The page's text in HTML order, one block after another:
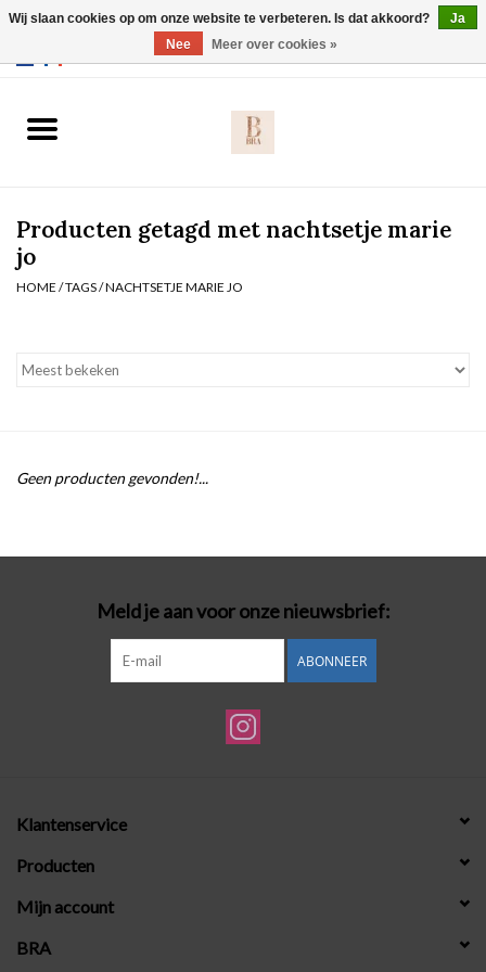
Slip
Body
Homewear
Producten getagd met nachtsetje marie
jo
HOME /TAGS/NACHTSETJE MARIE JO
Geen producten gevonden!...
Meld je aan voor onze nieuwsbrief:
ABONNEER
Klantenservice
Producten
Mijn account
BRA
Wij slaan cookies op om onze website te verbeteren. Is dat akkoord?
Ja
Nee
Meer over cookies »
Webshop werkt met EU maten. .